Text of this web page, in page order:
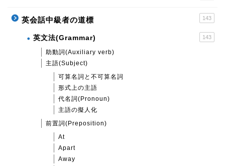
英会話中級者の道標 143
英文法(Grammar) 143
助動詞(Auxiliary verb)
主語(Subject)
可算名詞と不可算名詞
形式上の主語
代名詞(Pronoun)
主語の擬人化
前置詞(Preposition)
At
Apart
Away